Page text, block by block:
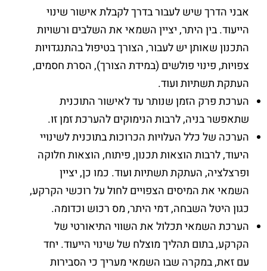
אבני הדרך שיש לעבור בדרך לקבלת אישור שינוי
הייעוד. בין היתר, יציין השמאי את השלבים ורשויות
התכנון שאותן יש לעבור, הצורך בטיפול בהתנגדויות
צפויות, פינוי פולשים (במידת הצורך), הסרת חסמים,
העתקת תשתיות ועוד.
הערכת פרק הזמן שנותר עד לאישור התוכנית
שתאפשר בניה, לרבות הנימוקים להערכת זמן זו.
הערכה של כלל העלויות הכרוכות בתוכנית לשינויי
היעוד, לרבות הוצאות תכנון, פיתוח, הוצאות חלוקה
ופרצלציה, העתקת תשתיות ועוד. כמו כן, יציין
השמאי את המיסים הצפויים לחול על רוכשי הקרקע,
כגון היטל השבחה, דמי היתר, מס רכוש וכדומה.
הערכת השמאי תכלול את השווי התיאורטי של
הקרקע, בתום תהליך מוצלח של שינוי הייעוד. יחד
עם זאת, במקרה שבו השמאי מעריך כי הסבירות